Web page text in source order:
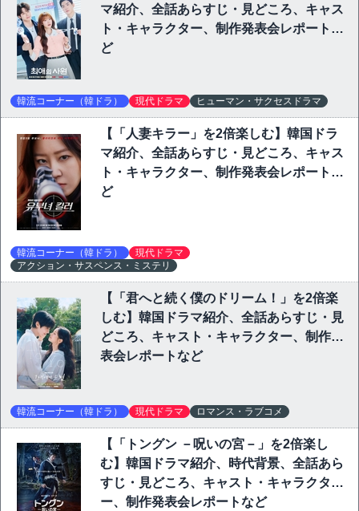
マ紹介、全話あらすじ・見どころ、キャス
ト・キャラクター、制作発表会レポートな
ど
韓流コーナー（韓ドラ） 現代ドラマ ヒューマン・サクセスドラマ
【「人妻キラー」を2倍楽しむ】韓国ドラ
マ紹介、全話あらすじ・見どころ、キャス
ト・キャラクター、制作発表会レポートな
ど
韓流コーナー（韓ドラ）
現代ドラマ
アクション・サスペンス・ミステリ
【「君へと続く僕のドリーム！」を2倍楽
しむ】韓国ドラマ紹介、全話あらすじ・見
どころ、キャスト・キャラクター、制作発
表会レポートなど
韓流コーナー（韓ドラ） 現代ドラマ ロマンス・ラブコメ
【「トングン －呪いの宮－」を2倍楽し
む】韓国ドラマ紹介、時代背景、全話あら
すじ・見どころ、キャスト・キャラクタ
ー、制作発表会レポートなど